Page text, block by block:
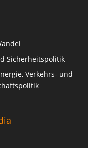
Sicherheitspolitik
Verkehrs- und